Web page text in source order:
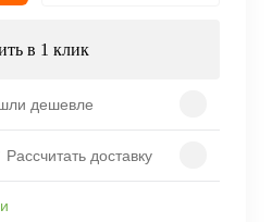
в 1 клик
дешевле
Рассчитать доставку